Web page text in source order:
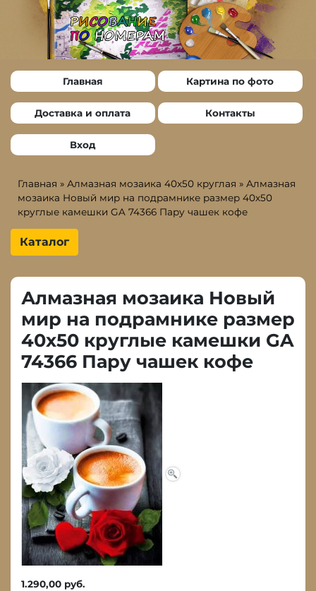
Главная Картина по фото
Доставка и оплата Контакты
Вход
Главная » Алмазная мозаика 40х50 круглая » Алмазная
мозаика Новый мир на подрамнике размер 40х50
круглые камешки GA 74366 Пару чашек кофе
Каталог
Алмазная мозаика Новый
мир на подрамнике размер
40х50 круглые камешки GA
74366 Пару чашек кофе
1.290,00 руб.